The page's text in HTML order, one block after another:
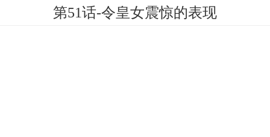
第51话-令皇女震惊的表现